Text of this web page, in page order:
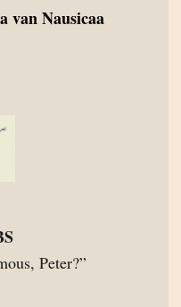
van Nausicaa
Peter?”